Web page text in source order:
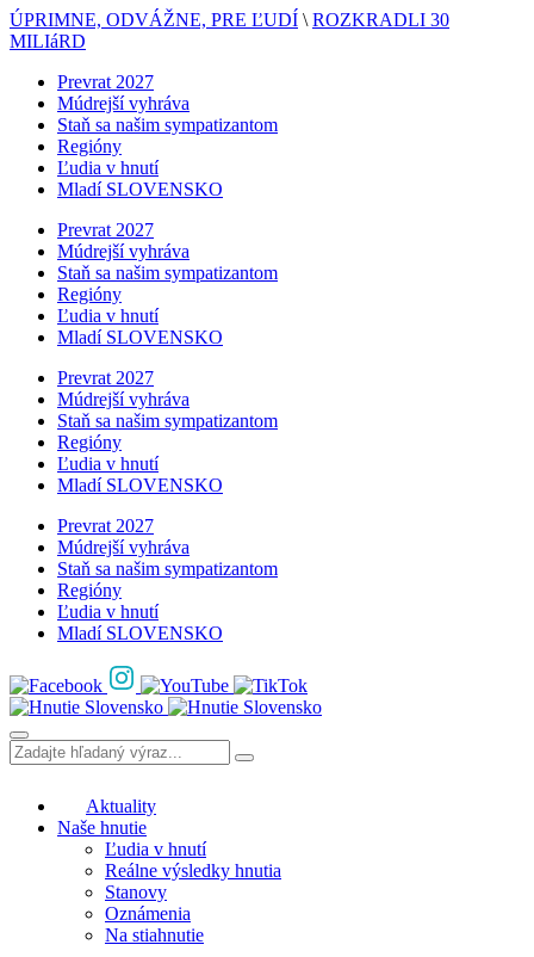
ÚPRIMNE, ODVÁŽNE, PRE ĽUDÍ \ ROZKRADLI 30
MILIáRD
Prevrat 2027
Múdrejší vyhráva
Staň sa našim sympatizantom
Regióny
Ľudia v hnutí
Mladí SLOVENSKO
Prevrat 2027
Múdrejší vyhráva
Staň sa našim sympatizantom
Regióny
Ľudia v hnutí
Mladí SLOVENSKO
Prevrat 2027
Múdrejší vyhráva
Staň sa našim sympatizantom
Regióny
Ľudia v hnutí
Mladí SLOVENSKO
Prevrat 2027
Múdrejší vyhráva
Staň sa našim sympatizantom
Regióny
Ľudia v hnutí
Mladí SLOVENSKO
Aktuality
Naše hnutie
Ľudia v hnutí
Reálne výsledky hnutia
Stanovy
Oznámenia
Na stiahnutie